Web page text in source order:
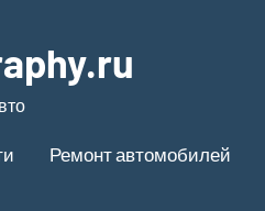
Ремонт автомобилей